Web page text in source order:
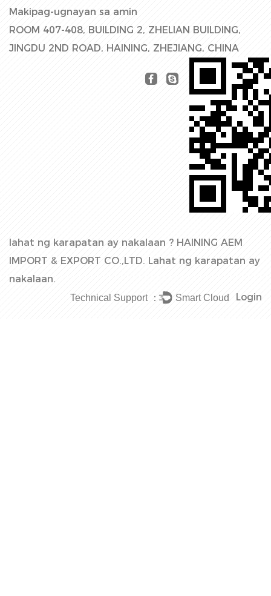
Makipag-ugnayan sa amin
ROOM 407-408, BUILDING 2, ZHELIAN BUILDING,
JINGDU 2ND ROAD, HAINING, ZHEJIANG, CHINA
lahat ng karapatan ay nakalaan ? HAINING AEM
IMPORT & EXPORT CO.,LTD. Lahat ng karapatan ay
nakalaan.
Login
Technical Support ： Smart Cloud